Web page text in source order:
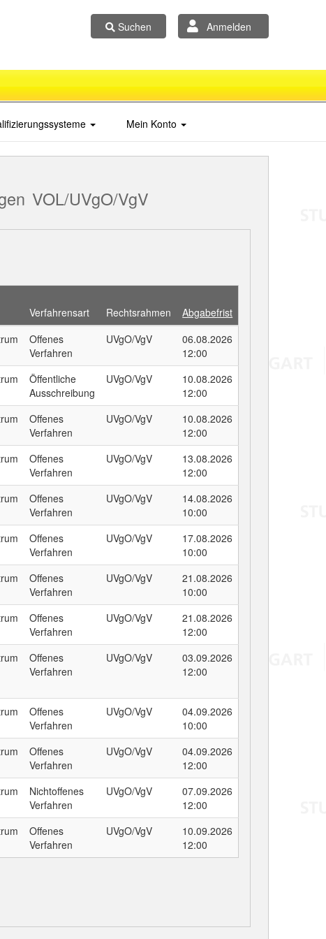
Suchen Anmelden
Mein Konto
VOL/UVgO/VgV
Verfahrensart Rechtsrahmen
Abgabefrist
Offenes
Verfahren
UVgO/VgV
06.08.2026
12:00
Öffentliche
Ausschreibung
UVgO/VgV
10.08.2026
12:00
Offenes
Verfahren
UVgO/VgV
10.08.2026
12:00
Offenes
Verfahren
UVgO/VgV
13.08.2026
12:00
Offenes
Verfahren
UVgO/VgV
14.08.2026
10:00
Offenes
Verfahren
UVgO/VgV
17.08.2026
10:00
Offenes
Verfahren
UVgO/VgV
21.08.2026
10:00
Offenes
Verfahren
UVgO/VgV
21.08.2026
12:00
Offenes
Verfahren
UVgO/VgV
03.09.2026
12:00
Offenes
Verfahren
UVgO/VgV
04.09.2026
10:00
Offenes
Verfahren
UVgO/VgV
04.09.2026
12:00
Nichtoffenes
Verfahren
UVgO/VgV
07.09.2026
12:00
Offenes
Verfahren
UVgO/VgV
10.09.2026
12:00